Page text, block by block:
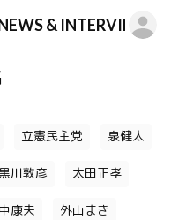
& INTERVIEW
立憲民主党 泉健太
黒川敦彦 太田正孝
康夫 外山まき